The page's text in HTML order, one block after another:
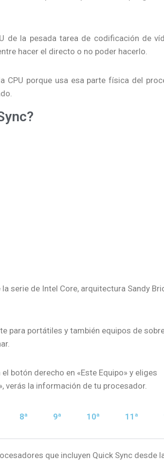
de la pesada tarea de codificación de
hacer el directo o no poder hacerlo.
CPU porque usa esa parte física del
serie de Intel Core, arquitectura Sandy
para portátiles y también equipos de
botón derecho en «Este Equipo» y eliges
verás la información de tu procesador.
8ª 9ª 10ª 11ª
que incluyen Quick Sync desde